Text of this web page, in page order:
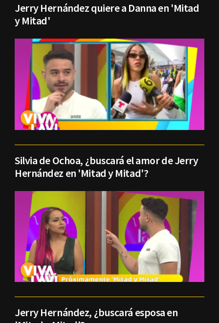
Jerry Hernández quiere a Danna en 'Mitad
y Mitad'
Silvia de Ochoa, ¿buscará el amor de Jerry
Hernández en 'Mitad y Mitad'?
Jerry Hernández, ¿buscará esposa en